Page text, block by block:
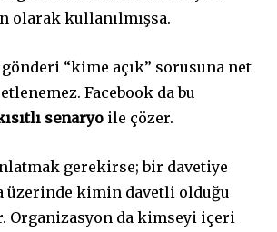
olarak kullanılmışsa.
“kime açık” sorusuna net
Facebook da bu
senaryo ile çözer.
gerekirse; bir davetiye
üzerinde kimin davetli olduğu
Organizasyon da kimseyi içeri